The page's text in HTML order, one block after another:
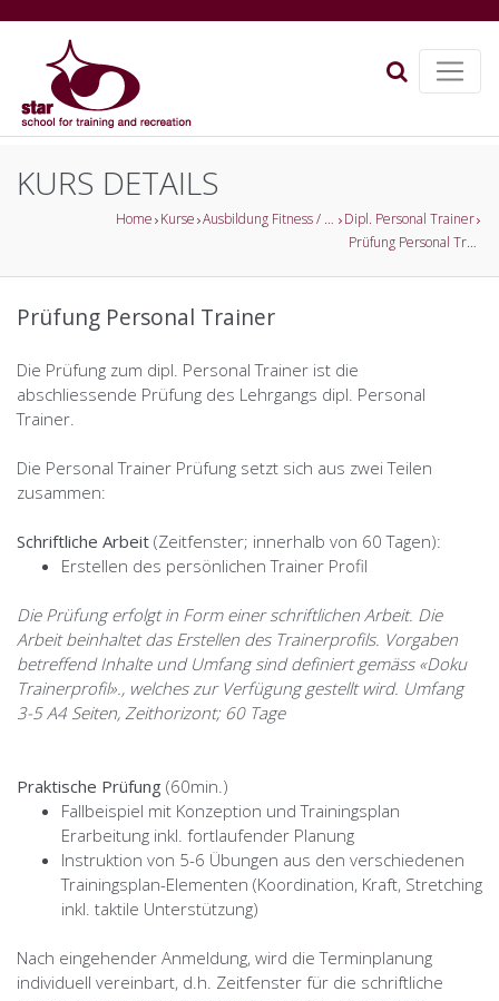
KURS DETAILS
Home Kurse Ausbildung Fitness / Gesundheitsförderung
Dipl. Personal Trainer
Prüfung Personal Trainer
Prüfung Personal Trainer
Die Prüfung zum dipl. Personal Trainer ist die
abschliessende Prüfung des Lehrgangs dipl. Personal
Trainer.
Die Personal Trainer Prüfung setzt sich aus zwei Teilen
zusammen:
Schriftliche Arbeit (Zeitfenster; innerhalb von 60 Tagen):
Erstellen des persönlichen Trainer Profil
Die Prüfung erfolgt in Form einer schriftlichen Arbeit. Die
Arbeit beinhaltet das Erstellen des Trainerprofils. Vorgaben
betreffend Inhalte und Umfang sind definiert gemäss «Doku
Trainerprofil»., welches zur Verfügung gestellt wird. Umfang
3-5 A4 Seiten, Zeithorizont; 60 Tage
Praktische Prüfung (60min.)
Fallbeispiel mit Konzeption und Trainingsplan
Erarbeitung inkl. fortlaufender Planung
Instruktion von 5-6 Übungen aus den verschiedenen
Trainingsplan-Elementen (Koordination, Kraft, Stretching
inkl. taktile Unterstützung)
Nach eingehender Anmeldung, wird die Terminplanung
individuell vereinbart, d.h. Zeitfenster für die schriftliche